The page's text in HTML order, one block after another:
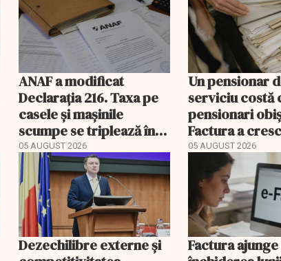
ANAF a modificat
Declarația 216. Taxa pe
casele și mașinile
scumpe se triplează în
2026
05 AUGUST 2026
Un pensionar
serviciu costă
pensionari
Factura a
ori mai repede
05 AUGUST 2026
Dezechilibre externe și
Factura